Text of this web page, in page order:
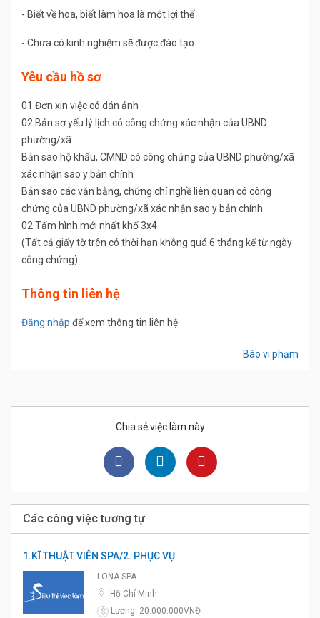
- Biết về hoa, biết làm hoa là một lợi thế
- Chưa có kinh nghiệm sẽ được đào tạo
Yêu cầu hồ sơ
01 Đơn xin việc có dán ảnh
02 Bản sơ yếu lý lịch có công chứng xác nhận của UBND
phường/xã
Bản sao hộ khẩu, CMND có công chứng của UBND phường/xã
xác nhận sao y bản chính
Bản sao các văn bằng, chứng chỉ nghề liên quan có công
chứng của UBND phường/xã xác nhận sao y bản chính
02 Tấm hình mới nhất khổ 3x4
(Tất cả giấy tờ trên có thời hạn không quá 6 tháng kể từ ngày
công chứng)
Thông tin liên hệ
Đăng nhập để xem thông tin liên hệ
Báo vi phạm
Chia sẻ việc làm này
Các công việc tương tự
1.KĨ THUẬT VIÊN SPA/2. PHỤC VỤ
LONA SPA
Hồ Chí Minh
$
Lương: 20.000.000VNĐ